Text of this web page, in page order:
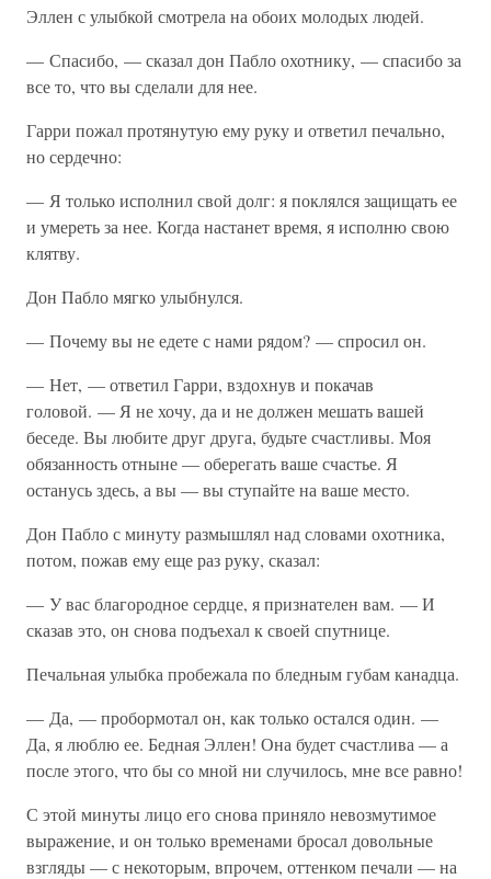
Эллен с улыбкой смотрела на обоих молодых людей.
— Спасибо, — сказал дон Пабло охотнику, — спасибо за
все то, что вы сделали для нее.
Гарри пожал протянутую ему руку и ответил печально,
но сердечно:
— Я только исполнил свой долг: я поклялся защищать ее
и умереть за нее. Когда настанет время, я исполню свою
клятву.
Дон Пабло мягко улыбнулся.
— Почему вы не едете с нами рядом? — спросил он.
— Нет, — ответил Гарри, вздохнув и покачав
головой. — Я не хочу, да и не должен мешать вашей
беседе. Вы любите друг друга, будьте счастливы. Моя
обязанность отныне — оберегать ваше счастье. Я
останусь здесь, а вы — вы ступайте на ваше место.
Дон Пабло с минуту размышлял над словами охотника,
потом, пожав ему еще раз руку, сказал:
— У вас благородное сердце, я признателен вам. — И
сказав это, он снова подъехал к своей спутнице.
Печальная улыбка пробежала по бледным губам канадца.
— Да, — пробормотал он, как только остался один. —
Да, я люблю ее. Бедная Эллен! Она будет счастлива — а
после этого, что бы со мной ни случилось, мне все равно!
С этой минуты лицо его снова приняло невозмутимое
выражение, и он только временами бросал довольные
взгляды — с некоторым, впрочем, оттенком печали — на